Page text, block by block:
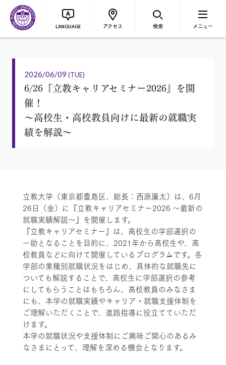
LANGUAGE アクセス 検索 メニュー
2026/06/09 (TUE)
6/26『立教キャリアセミナー2026』を開
催！
～高校生・高校教員向けに最新の就職実
績を解説～
立教大学（東京都豊島区、総長：西原廉太）は、6月
26日（金）に『立教キャリアセミナー2026 ～最新の
就職実績解説～』を開催します。
『立教キャリアセミナー』は、高校生の学部選択の
一助となることを目的に、2021年から高校生や、高
校教員などに向けて開催しているプログラムです。各
学部の業種別就職状況をはじめ、具体的な就職先に
ついても解説することで、高校生に学部選択の参考
にしてもらうことはもちろん、高校教員のみなさま
にも、本学の就職実績やキャリア・就職支援体制を
ご理解いただくことで、進路指導に役立てていただ
けます。
本学の就職状況や支援体制にご興味ご関心のあるみ
なさまにとって、理解を深める機会となります。